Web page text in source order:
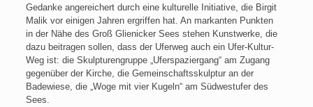
Gedanke angereichert durch eine kulturelle Initiative, die Birgit
Malik vor einigen Jahren ergriffen hat. An markanten Punkten
in der Nähe des Groß Glienicker Sees stehen Kunstwerke, die
dazu beitragen sollen, dass der Uferweg auch ein Ufer-Kultur-
Weg ist: die Skulpturengruppe „Uferspaziergang“ am Zugang
gegenüber der Kirche, die Gemeinschaftsskulptur an der
Badewiese, die „Woge mit vier Kugeln“ am Südwestufer des
Sees.